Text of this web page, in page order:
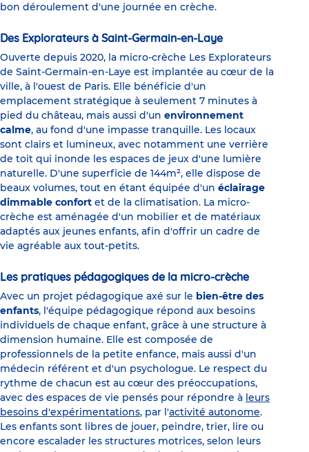
bon déroulement d'une journée en crèche.
Des Explorateurs à Saint-Germain-en-Laye
Ouverte depuis 2020, la micro-crèche Les Explorateurs
de Saint-Germain-en-Laye est implantée au cœur de la
ville, à l'ouest de Paris. Elle bénéficie d'un
emplacement stratégique à seulement 7 minutes à
pied du château, mais aussi d'un environnement
calme, au fond d'une impasse tranquille. Les locaux
sont clairs et lumineux, avec notamment une verrière
de toit qui inonde les espaces de jeux d'une lumière
naturelle. D'une superficie de 144m², elle dispose de
beaux volumes, tout en étant équipée d'un éclairage
dimmable confort et de la climatisation. La micro-
crèche est aménagée d'un mobilier et de matériaux
adaptés aux jeunes enfants, afin d'offrir un cadre de
vie agréable aux tout-petits.
Les pratiques pédagogiques de la micro-crèche
Avec un projet pédagogique axé sur le bien-être des
enfants, l'équipe pédagogique répond aux besoins
individuels de chaque enfant, grâce à une structure à
dimension humaine. Elle est composée de
professionnels de la petite enfance, mais aussi d'un
médecin référent et d'un psychologue. Le respect du
rythme de chacun est au cœur des préoccupations,
avec des espaces de vie pensés pour répondre à leurs
besoins d'expérimentations, par l'activité autonome.
Les enfants sont libres de jouer, peindre, trier, lire ou
encore escalader les structures motrices, selon leurs